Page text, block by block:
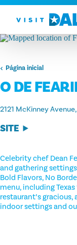
Ir diretamente
Página inicial
O DE
2121 McKinney Avenue
SITE
Celebrity chef Dean
and gathering
Bold Flavors, No
menu, including
restaurant’s
indoor settings and